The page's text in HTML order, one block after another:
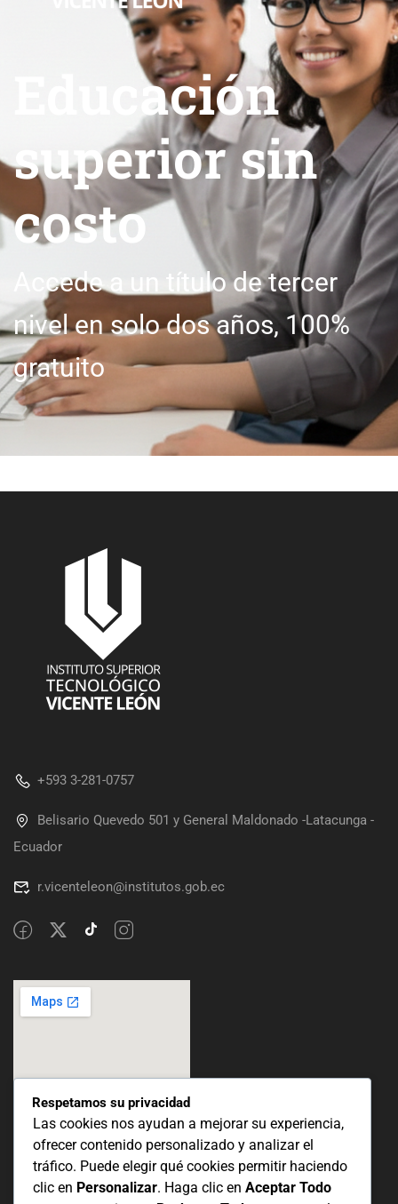
Educación
superior sin
costo
Accede a un título de tercer
nivel en solo dos años, 100%
gratuito
+593 3-281-0757
Belisario Quevedo 501 y General Maldonado -Latacunga -
Ecuador
r.vicenteleon@institutos.gob.ec
Respetamos su privacidad
Las cookies nos ayudan a mejorar su experiencia,
ofrecer contenido personalizado y analizar el
tráfico. Puede elegir qué cookies permitir haciendo
clic en Personalizar. Haga clic en Aceptar Todo